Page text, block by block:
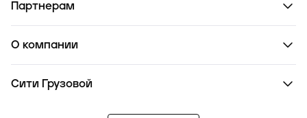
Партнерам
О компании
Сити Грузовой